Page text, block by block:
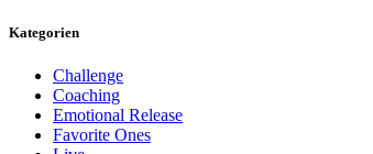
Kategorien
Challenge
Coaching
Emotional Release
Favorite Ones